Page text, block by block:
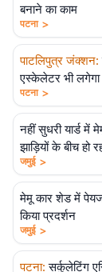
बनाने का काम
पटना >
पाटलिपुत्र जंक्शन:
एस्केलेटर भी लगेगा
पटना >
नहीं सुधरी यार्ड में
झाड़ियों के बीच हो
जमुई >
मेमू कार शेड में
किया प्रदर्शन
जमुई >
पटना: सर्कुलेटिंग